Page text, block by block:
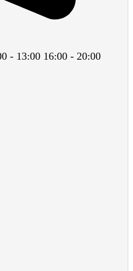
- 13:00 16:00 - 20:00